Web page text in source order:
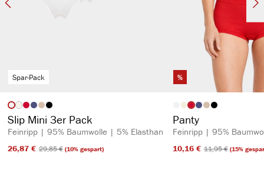
Spar-Pack
Artikelfarbe
(Diese Option ist zurzeit nicht verfügbar.)
Slip Mini 3er Pack
Feinripp | 95% Baumwolle | 5% Elasthan
26,87 €​ 29,85 €​(10% gespart)
%
Artikelfarbe
Panty
Feinripp | 95%
10,16 €​ 11,95 €​(15%